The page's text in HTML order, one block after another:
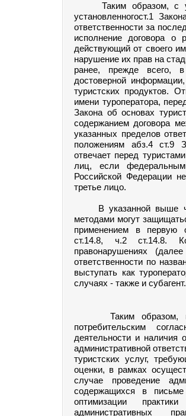
Таким образом, с
установленногост.1
ответственности за
исполнение договора о
действующий от своего
нарушение их прав на
ранее, прежде всего, в
достоверной
туристских продуктов.
имени туроператора,
Закона об основах
содержанием договора
указанных пределов
положениям абз.4 ст.9
отвечает перед
лиц, если
Российской Федерации
третье лицо.
В указанной выше
методами могут
применением в первую
ст.14.8, ч.2 ст.14.8.
правонарушениях
ответственности по
выступать как
случаях - также и субагент.
Таким образом, в
потребительским
деятельности и наличия
административной
туристских услуг,
оценки, в рамках
случае проведение
содержащихся в
оптимизации
административных